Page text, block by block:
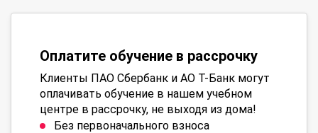
Оплатите обучение в рассрочку
Клиенты ПАО Сбербанк и АО Т-Банк могут
оплачивать обучение в нашем учебном
центре в рассрочку, не выходя из дома!
Без первоначального взноса